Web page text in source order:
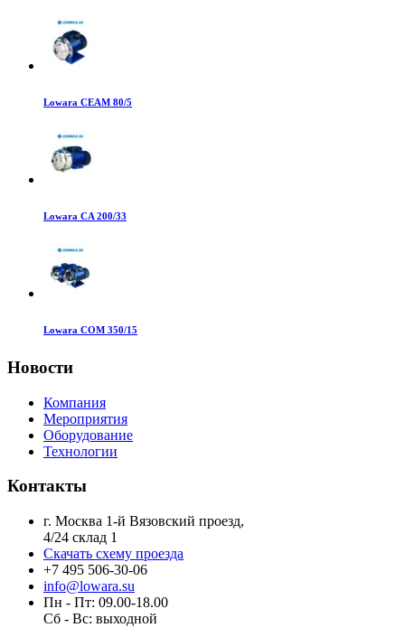
Lowara CEAM 80/5
Lowara CA 200/33
Lowara COM 350/15
Новости
Компания
Мероприятия
Оборудование
Технологии
Контакты
г. Москва 1-й Вязовский проезд,
4/24 склад 1
Скачать схему проезда
+7 495 506-30-06
info@lowara.su
Пн - Пт: 09.00-18.00
Сб - Вс: выходной